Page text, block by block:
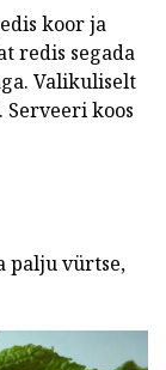
koor ja
redis segada
Valikuliselt
Serveeri koos
palju vürtse,